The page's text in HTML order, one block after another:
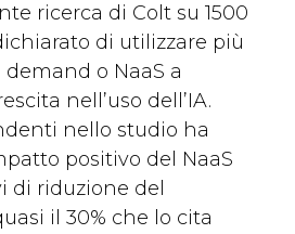
ricerca di Colt su 1500
di utilizzare più
o NaaS a
nell’uso dell’IA.
nello studio ha
positivo del NaaS
di riduzione del
il 30% che lo cita